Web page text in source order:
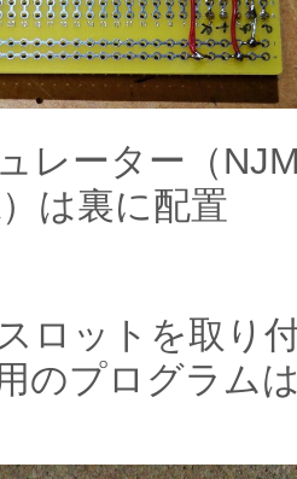
レーター（
は裏に配置
ロットを取り
のプログラム